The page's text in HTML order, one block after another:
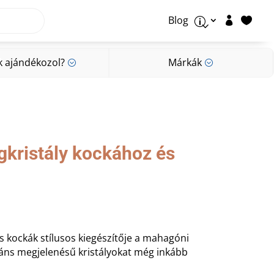
Blog p  
ajándékozol? ; Márkák ;
Márkák;
kockához és
kockák stílusos kiegészítője a mahagóni
megjelenésű kristályokat még inkább